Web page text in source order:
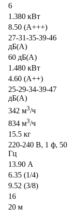
6
1.380 кВт
8.50 (A+++)
27-31-35-39-46
дБ(А)
60 дБ(А)
1.480 кВт
4.60 (A++)
25-29-34-39-47
дБ(А)
342 м3/ч
834 м3/ч
15.5 кг
220-240 В, 1 ф, 50
Гц
13.90 А
6.35 (1/4)
9.52 (3/8)
16
20 м